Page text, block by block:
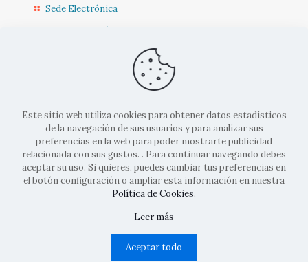
Sede Electrónica
Actualidad Municipal
© 2022 Ayto. Corral de Calatrava | Aviso legal
Codifusión
Este sitio web utiliza cookies para obtener datos estadísticos
de la navegación de sus usuarios y para analizar sus
preferencias en la web para poder mostrarte publicidad
relacionada con sus gustos. . Para continuar navegando debes
aceptar su uso. Si quieres, puedes cambiar tus preferencias en
el botón configuración o ampliar esta información en nuestra
Política de Cookies.
Leer más
Aceptar todo